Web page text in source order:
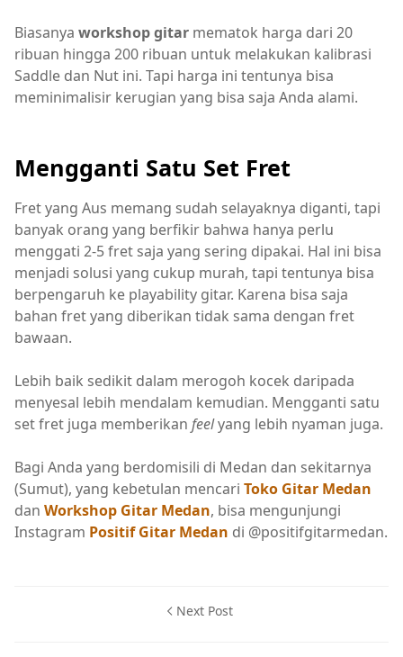
Biasanya workshop gitar mematok harga dari 20
ribuan hingga 200 ribuan untuk melakukan kalibrasi
Saddle dan Nut ini. Tapi harga ini tentunya bisa
meminimalisir kerugian yang bisa saja Anda alami.
Mengganti Satu Set Fret
Fret yang Aus memang sudah selayaknya diganti, tapi
banyak orang yang berfikir bahwa hanya perlu
menggati 2-5 fret saja yang sering dipakai. Hal ini bisa
menjadi solusi yang cukup murah, tapi tentunya bisa
berpengaruh ke playability gitar. Karena bisa saja
bahan fret yang diberikan tidak sama dengan fret
bawaan.
Lebih baik sedikit dalam merogoh kocek daripada
menyesal lebih mendalam kemudian. Mengganti satu
set fret juga memberikan feelyang lebih nyaman juga.
Bagi Anda yang berdomisili di Medan dan sekitarnya
(Sumut), yang kebetulan mencari Toko Gitar Medan
dan Workshop Gitar Medan, bisa mengunjungi
Instagram Positif Gitar Medan di @positifgitarmedan.
Next Post